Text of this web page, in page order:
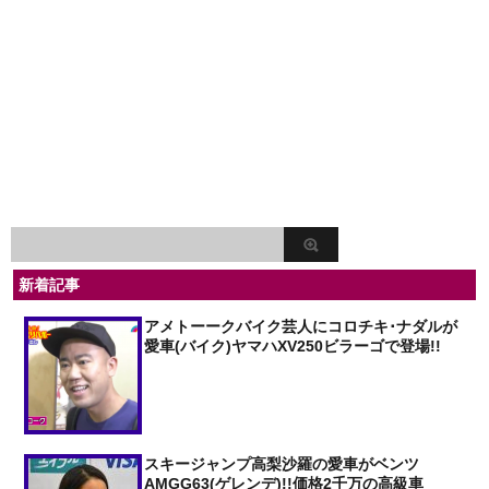
新着記事
アメトーークバイク芸人にコロチキ･ナダルが
愛車(バイク)ヤマハXV250ビラーゴで登場!!
スキージャンプ高梨沙羅の愛車がベンツ
AMGG63(ゲレンデ)!!価格2千万の高級車